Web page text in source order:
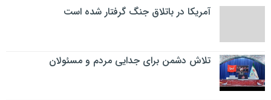
آمریکا در باتلاق جنگ گرفتار شده است
تلاش دشمن برای جدایی مردم و مسئولان